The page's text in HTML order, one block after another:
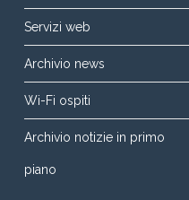
Servizi web
Archivio news
Wi-Fi ospiti
Archivio notizie in primo
piano